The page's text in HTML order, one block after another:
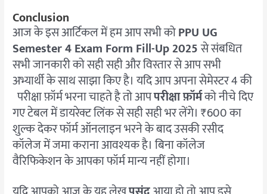
Conclusion
आज के इस आर्टिकल में हम आप सभी कोPPU UG
Semester 4 Exam Form Fill-Up 2025से संबधित
सभी जानकारी को सही सही और विस्तार से आप सभी
अभ्यार्थी के साथ साझा किए है। यदि आप अपना सेमेस्टर 4 की
परीक्षा फ़ॉर्म भरना चाहते है तो आपपरीक्षा फ़ॉर्मको नीचे दिए
गए टेबल में डायरेक्ट लिंक से सही सही भर लेंगे। ₹600 का
शुल्क देकर फॉर्म ऑनलाइन भरने के बाद उसकी रसीद
कॉलेज में जमा कराना आवश्यक है। बिना कॉलेज
वैरिफिकेशन के आपका फॉर्म मान्य नहीं होगा।